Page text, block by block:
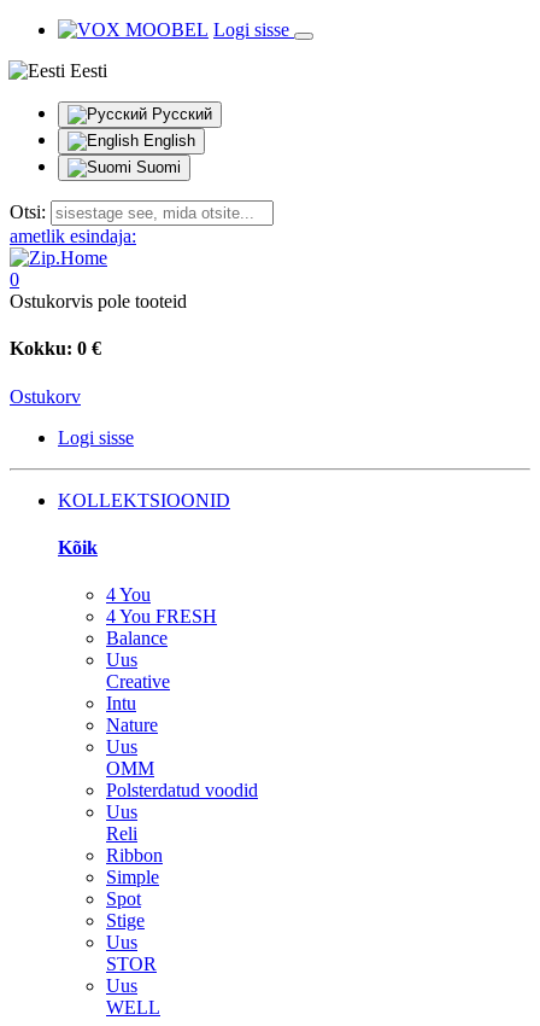
Logi sisse
Eesti
Русский
English
Suomi
Otsi:
ametlik esindaja:
0
Ostukorvis pole tooteid
Kokku: 0 €
Ostukorv
Logi sisse
KOLLEKTSIOONID
Kõik
4 You
4 You FRESH
Balance
Uus
Creative
Intu
Nature
Uus
OMM
Polsterdatud voodid
Uus
Reli
Ribbon
Simple
Spot
Stige
Uus
STOR
Uus
WELL